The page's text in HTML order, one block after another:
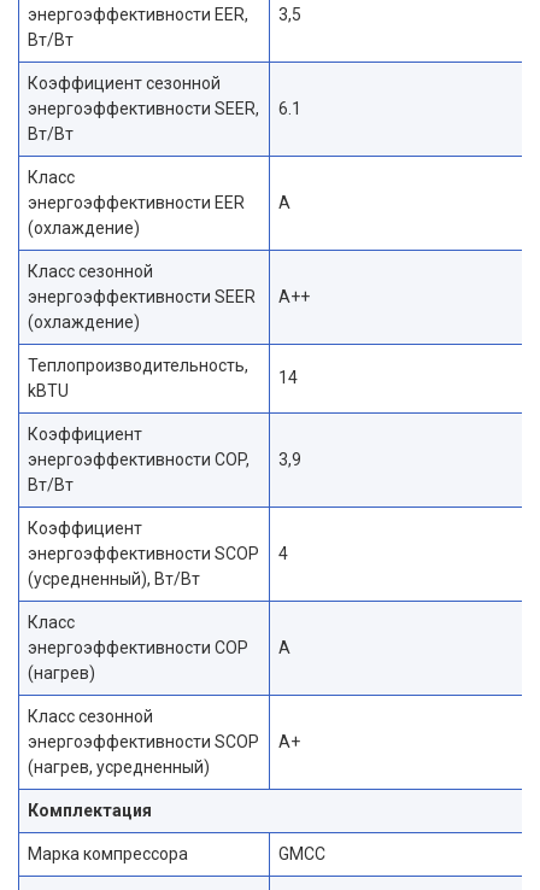
энергоэффективности EER,
Вт/Вт
3,5
Коэффициент сезонной
энергоэффективности SEER,
Вт/Вт
6.1
Класс
энергоэффективности EER
(охлаждение)
A
Класс сезонной
энергоэффективности SEER
(охлаждение)
A++
Теплопроизводительность,
kBTU
14
Коэффициент
энергоэффективности COP,
Вт/Вт
3,9
Коэффициент
энергоэффективности SCOP
(усредненный), Вт/Вт
4
Класс
энергоэффективности COP
(нагрев)
A
Класс сезонной
энергоэффективности SCOP
(нагрев, усредненный)
A+
Комплектация
Марка компрессора GMCC